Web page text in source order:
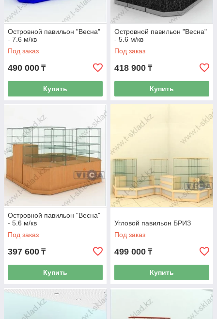
Островной павильон "Весна"
- 7.6 м/кв
Под заказ
490 000 ₸
Купить
Островной павильон "Весна"
- 5.6 м/кв
Под заказ
418 900 ₸
Купить
Островной павильон "Весна"
- 5.6 м/кв
Под заказ
397 600 ₸
Купить
Угловой павильон БРИЗ
Под заказ
499 000 ₸
Купить